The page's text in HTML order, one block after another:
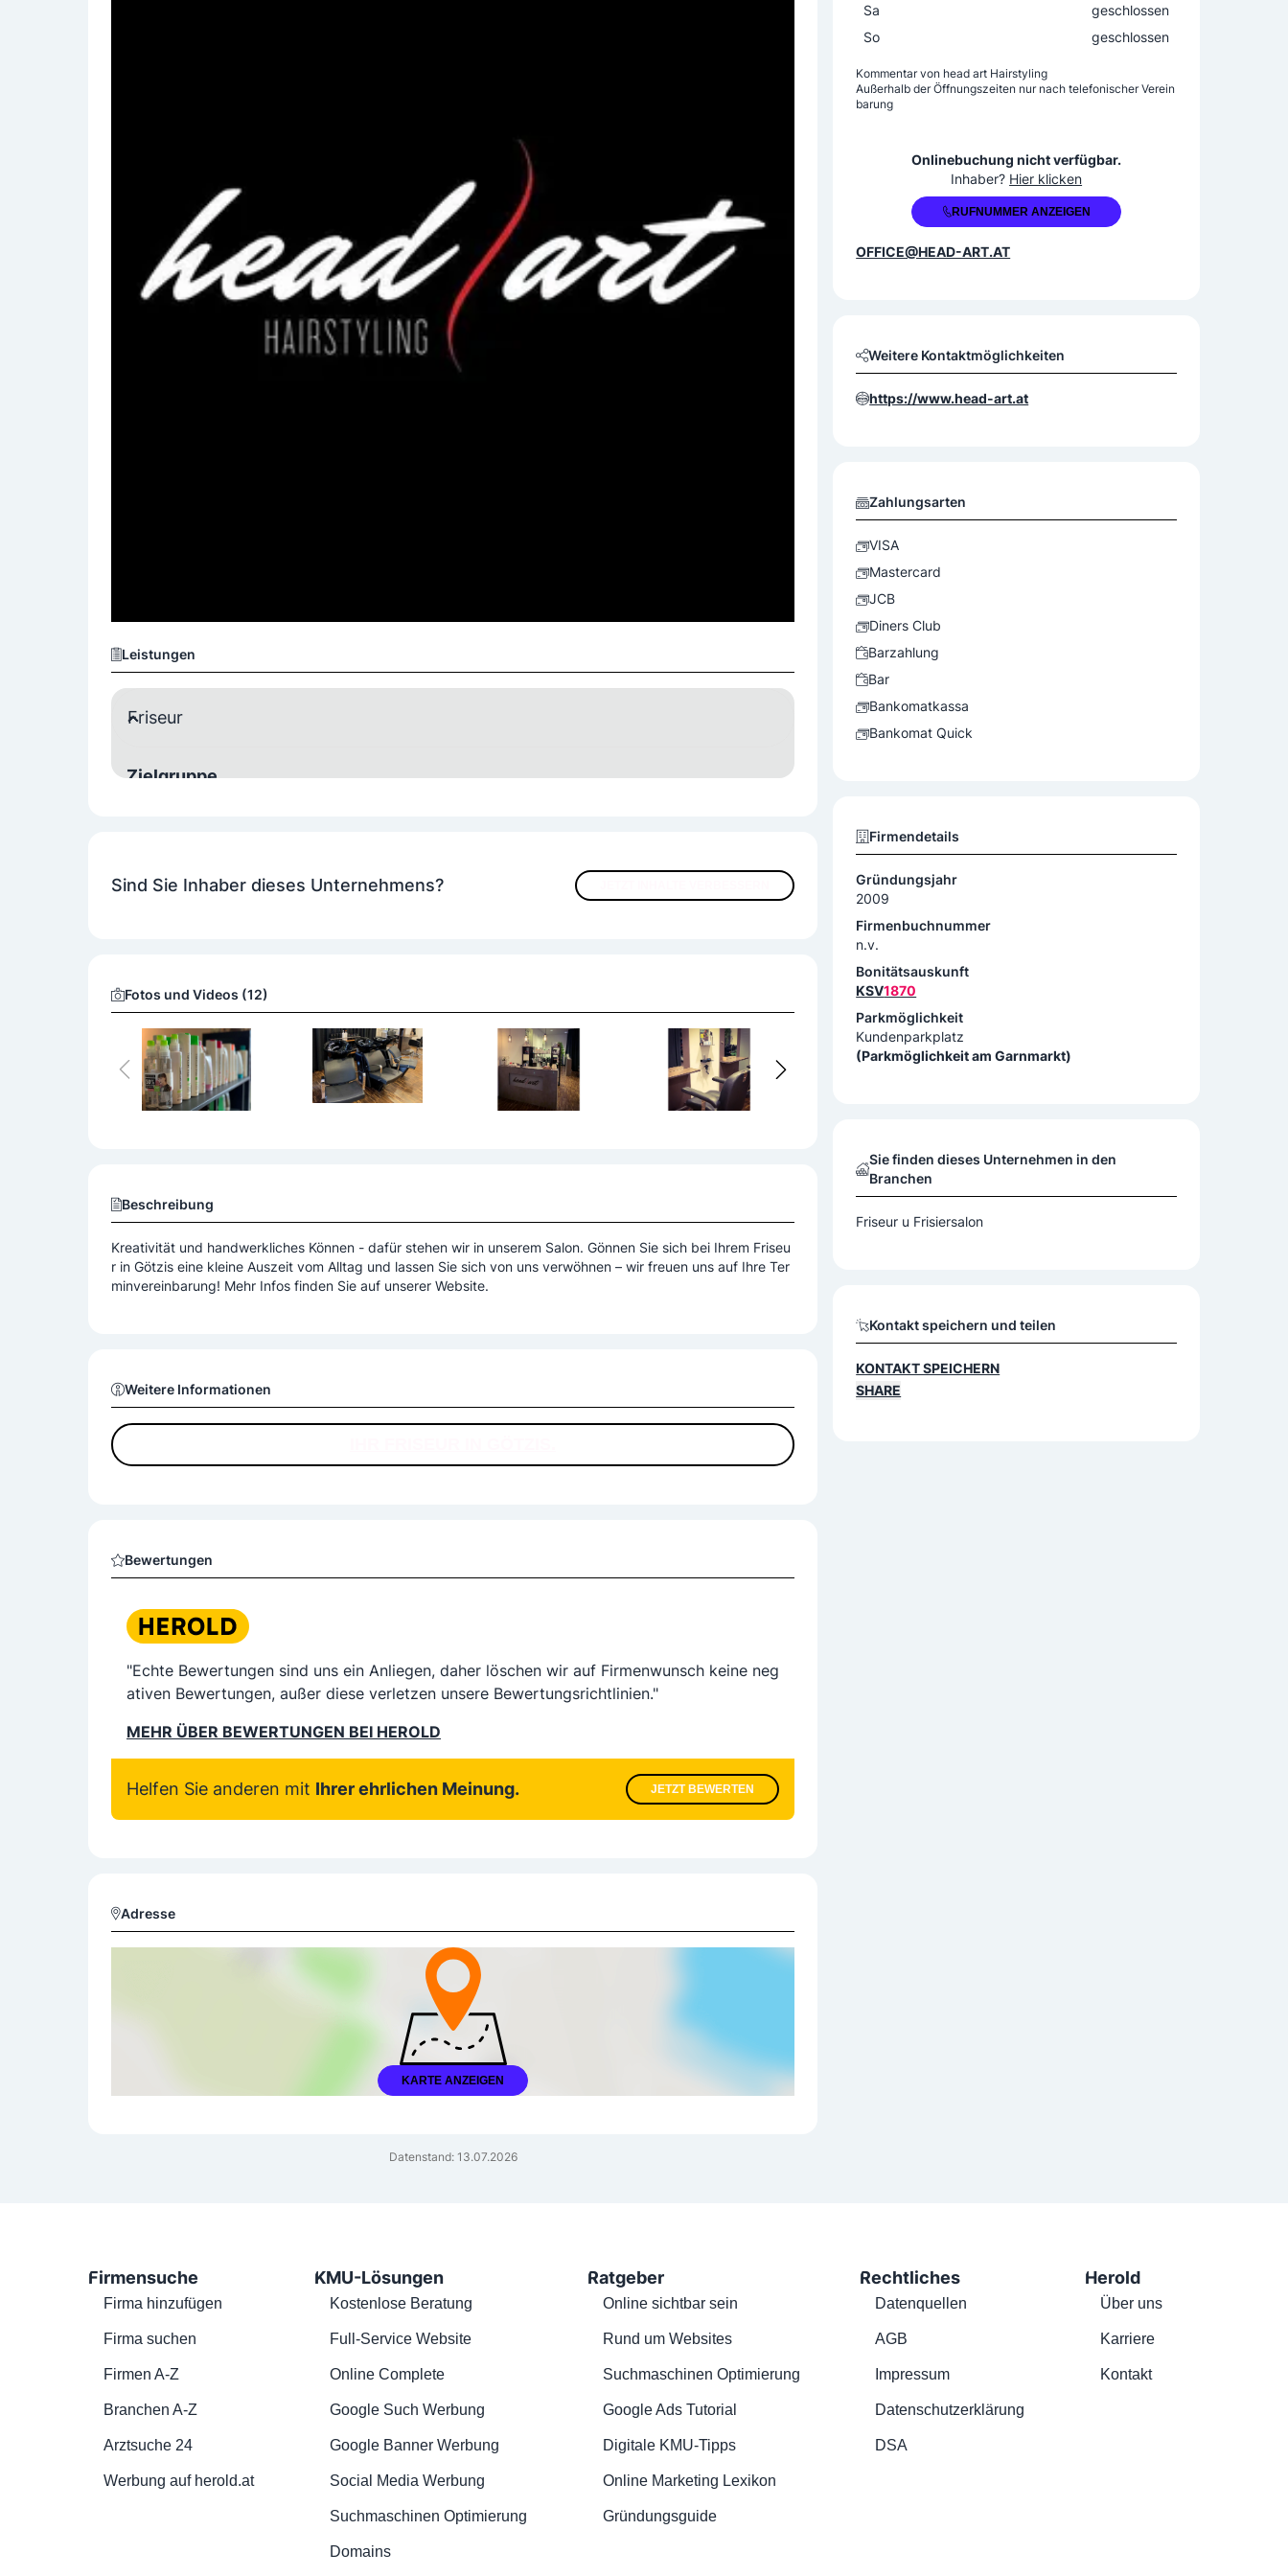
Leistungen
Friseur
Zielgruppe
Haarverlängerung/Haarverdichtung
Make Up/Kosmetik
Haarpflegeprodukte
Sind Sie Inhaber dieses Unternehmens?
Fotos und Videos (12)
Beschreibung
Kreativität und handwerkliches Können - dafür stehen wir in unserem Salon. Gönnen Sie sich bei Ihrem Friseu
r in Götzis eine kleine Auszeit vom Alltag und lassen Sie sich von uns verwöhnen – wir freuen uns auf Ihre Ter
minvereinbarung! Mehr Infos finden Sie auf unserer Website.
Weitere Informationen
Bewertungen
"Echte Bewertungen sind uns ein Anliegen, daher löschen wir auf Firmenwunsch keine neg
ativen Bewertungen, außer diese verletzen unsere Bewertungsrichtlinien."
MEHR ÜBER BEWERTUNGEN BEI HEROLD
Helfen Sie anderen mit Ihrer ehrlichen Meinung. JETZT BEWERTEN
Adresse
KARTE ANZEIGEN
Datenstand: 13.07.2026
Sa
geschlossen
So
geschlossen
Kommentar von head art Hairstyling
Außerhalb der Öffnungszeiten nur nach telefonischer Verein
barung
Onlinebuchung nicht verfügbar.
Inhaber? Hier klicken
+43 5523 62327
RUFNUMMER ANZEIGEN
OFFICE@HEAD-ART.AT
Weitere Kontaktmöglichkeiten
https://www.head-art.at
Zahlungsarten
VISA
Mastercard
JCB
Diners Club
Barzahlung
Bar
Bankomatkassa
Bankomat Quick
Firmendetails
Gründungsjahr
2009
Firmenbuchnummer
n.v.
Bonitätsauskunft
KSV1870
Parkmöglichkeit
Kundenparkplatz
(Parkmöglichkeit am Garnmarkt)
Sie finden dieses Unternehmen in den
Branchen
Friseur u Frisiersalon
Kontakt speichern und teilen
KONTAKT SPEICHERN
SHARE
Firmensuche
Firma hinzufügen
Firma suchen
Firmen A-Z
Branchen A-Z
Arztsuche 24
Werbung auf herold.at
KMU-Lösungen
Kostenlose Beratung
Full-Service Website
Online Complete
Google Such Werbung
Google Banner Werbung
Social Media Werbung
Suchmaschinen Optimierung
Domains
Ratgeber
Online sichtbar sein
Rund um Websites
Suchmaschinen Optimierung
Google Ads Tutorial
Digitale KMU-Tipps
Online Marketing Lexikon
Gründungsguide
Rechtliches
Datenquellen
AGB
Impressum
Datenschutzerklärung
DSA
Herold
Über uns
Karriere
Kontakt